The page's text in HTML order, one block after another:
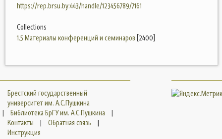
https://rep.brsu.by:443/handle/123456789/7161
Collections
1.5 Материалы конференций и семинаров [2400]
Брестский государственный
университет им. А.С.Пушкина
|
Библиотека БрГУ им. А.С.Пушкина
|
Контакты
| Обратная связь
|
Инструкция